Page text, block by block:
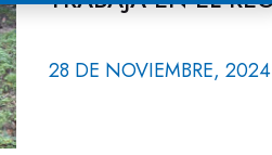
28 DE NOVIEMBRE, 2024